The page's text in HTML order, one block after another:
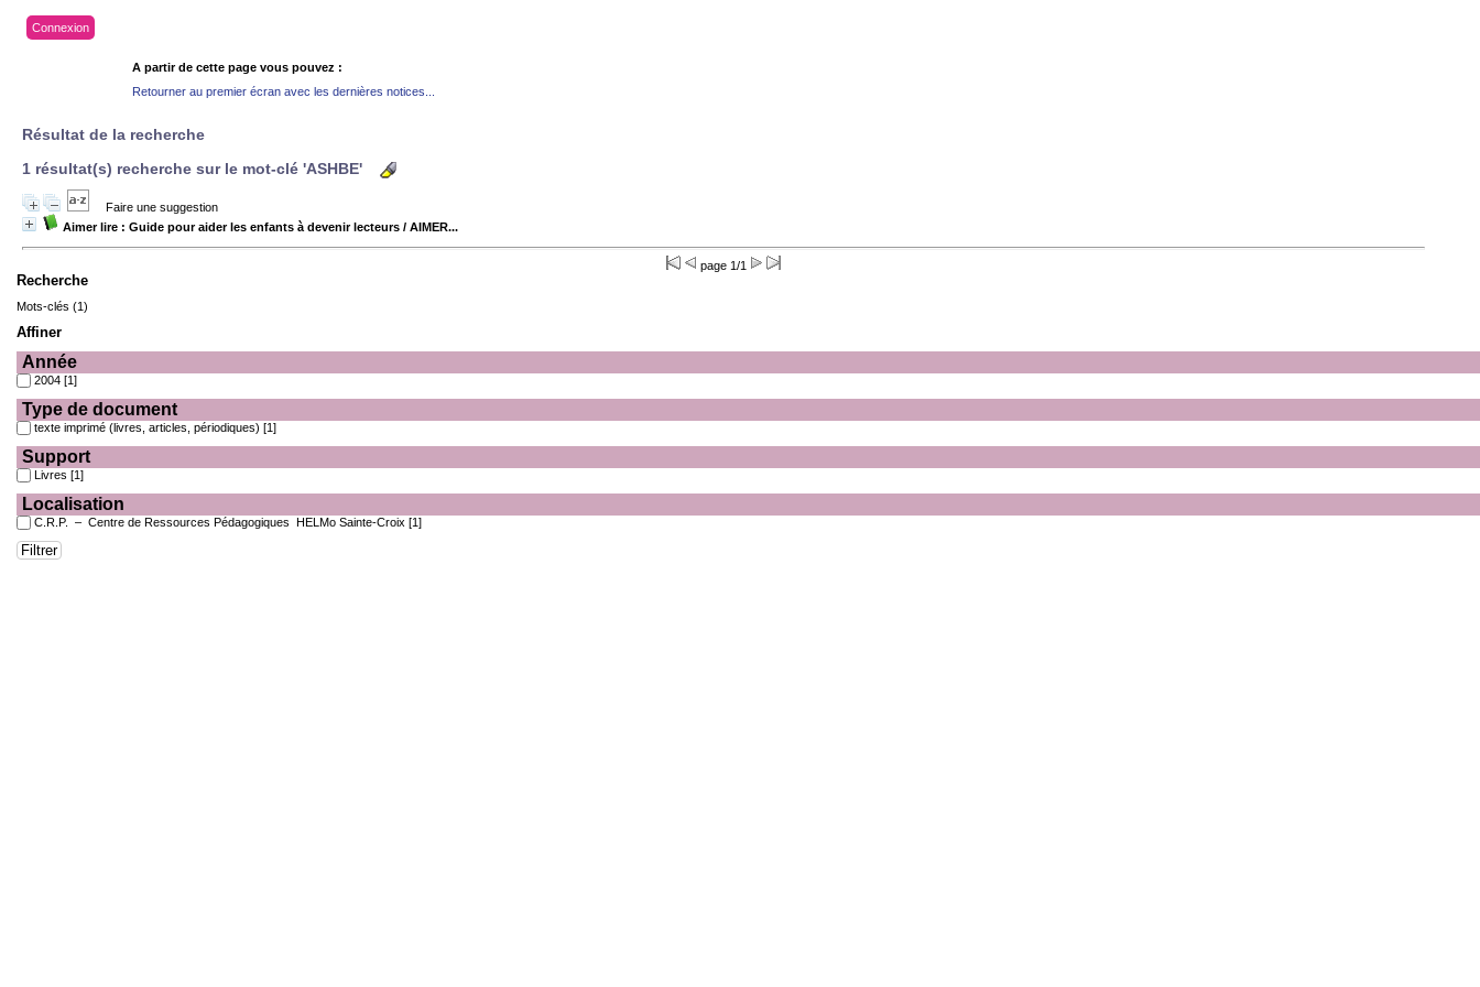
Connexion
A partir de cette page vous pouvez :
Retourner au premier écran avec les dernières notices...
Résultat de la recherche
1 résultat(s) recherche sur le mot-clé 'ASHBE'
Faire une suggestion
Aimer lire : Guide pour aider les enfants à devenir lecteurs / AIMER...
page 1/1
Recherche
Mots-clés (1)
Affiner
Année
2004 [1]
Type de document
texte imprimé (livres, articles, périodiques) [1]
Support
Livres [1]
Localisation
C.R.P. – Centre de Ressources Pédagogiques HELMo Sainte-Croix [1]